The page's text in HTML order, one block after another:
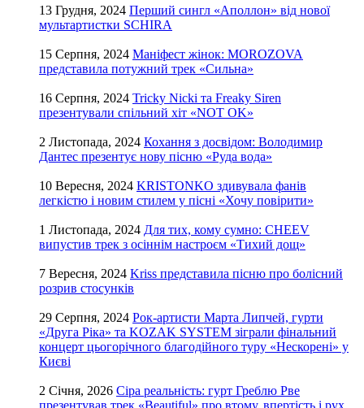
13 Грудня, 2024 Перший сингл «Аполлон» від нової
мультартистки SCHIRA
15 Серпня, 2024 Маніфест жінок: MOROZOVA
представила потужний трек «Сильна»
16 Серпня, 2024 Tricky Nicki та Freaky Siren
презентували спільний хіт «NOT OK»
2 Листопада, 2024 Кохання з досвідом: Володимир
Дантес презентує нову пісню «Руда вода»
10 Вересня, 2024 KRISTONKO здивувала фанів
легкістю і новим стилем у пісні «Хочу повірити»
1 Листопада, 2024 Для тих, кому сумно: CHEEV
випустив трек з осіннім настроєм «Тихий дощ»
7 Вересня, 2024 Kriss представила пісню про болісний
розрив стосунків
29 Серпня, 2024 Рок-артисти Марта Липчей, гурти
«Друга Ріка» та KOZAK SYSTEM зіграли фінальний
концерт цьогорічного благодійного туру «Нескорені» у
Києві
2 Січня, 2026 Сіра реальність: гурт Греблю Рве